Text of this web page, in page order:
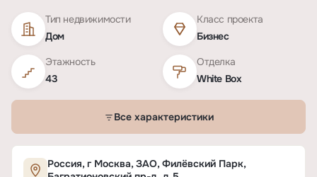
Тип недвижимости
Дом
Класс проекта
Бизнес
Этажность
43
Отделка
White Box
Все характеристики
Характеристики ЖК «Фили Сити»
Россия, г Москва, ЗАО, Филёвский Парк,